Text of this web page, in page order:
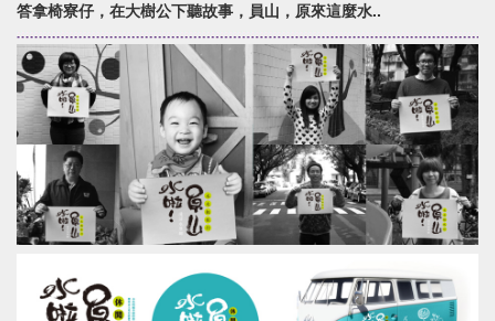
答拿椅寮仔，在大樹公下聽故事，員山，原來這麼水..